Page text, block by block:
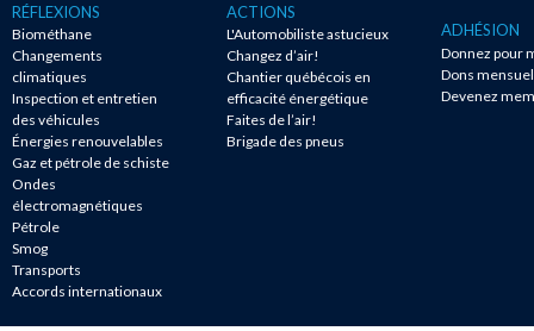
RÉFLEXIONS
Biométhane
Changements
climatiques
Inspection et entretien
des véhicules
Énergies renouvelables
Gaz et pétrole de schiste
Ondes
électromagnétiques
Pétrole
Smog
Transports
Accords internationaux
ACTIONS
L'Automobiliste astucieux
Changez d’air!
Chantier québécois en
efficacité énergétique
Faites de l’air!
Brigade des pneus
ADHÉSION
Donnez pour
Dons
Devenez